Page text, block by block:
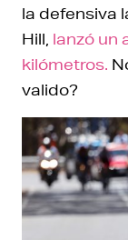
la defensiva
Hill, lanzó un
kilómetros.
valido?